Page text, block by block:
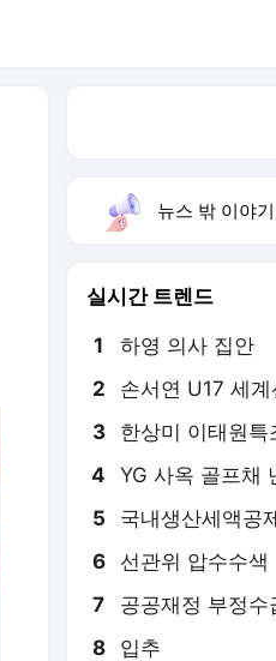
뉴스 밖 이야기,
실시간 트렌드
1 하영 의사 집안
2 손서연 U17 세계
3 한상미 이태원특
4 YG 사옥 골프채
5 국내생산세액공
6 선관위 압수수색
7 공공재정 부정수
8 입추